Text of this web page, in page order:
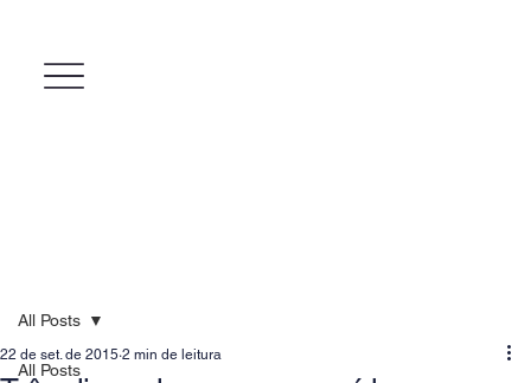
All Posts
All Posts
22 de set. de 2015 2 min de leitura